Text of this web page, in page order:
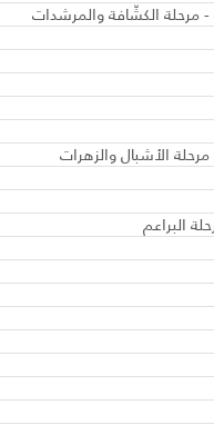
مرحلة الكشّافة والمرشدات
البراعم